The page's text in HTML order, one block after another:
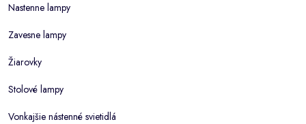
Nastenne lampy
Zavesne lampy
Žiarovky
Stolové lampy
Vonkajšie nástenné svietidlá